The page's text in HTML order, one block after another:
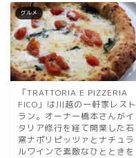
グルメ
「TRATTORIA E PIZZERIA
FICO」は川越の一軒家レスト
ラン。オーナー橋本さんがイ
タリア修行を経て開業した石
窯ナポリピッツァとナチュラ
ルワインで素敵なひとときを